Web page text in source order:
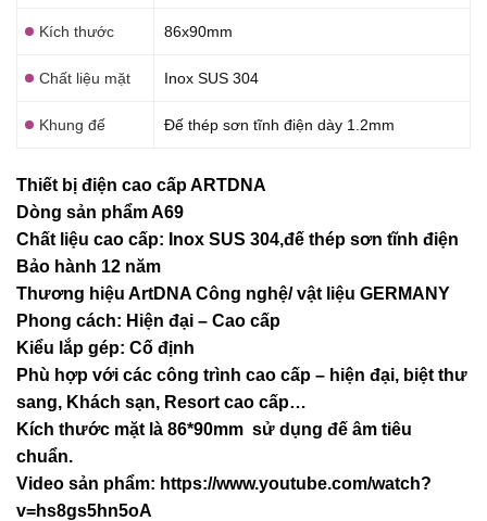
Kích thước 86x90mm
Chất liệu mặt Inox SUS 304
Khung đế Đế thép sơn tĩnh điện dày 1.2mm
Thiết bị điện cao cấp ARTDNA
Dòng sản phẩm A69
Chất liệu cao cấp: Inox SUS 304,đế thép sơn tĩnh điện
Bảo hành 12 năm
Thương hiệu ArtDNA Công nghệ/ vật liệu GERMANY
Phong cách: Hiện đại – Cao cấp
Kiểu lắp gép: Cố định
Phù hợp với các công trình cao cấp – hiện đại, biệt thư
sang, Khách sạn, Resort cao cấp…
Kích thước mặt là 86*90mm sử dụng đế âm tiêu
chuẩn.
Video sản phẩm: https://www.youtube.com/watch?
v=hs8gs5hn5oA